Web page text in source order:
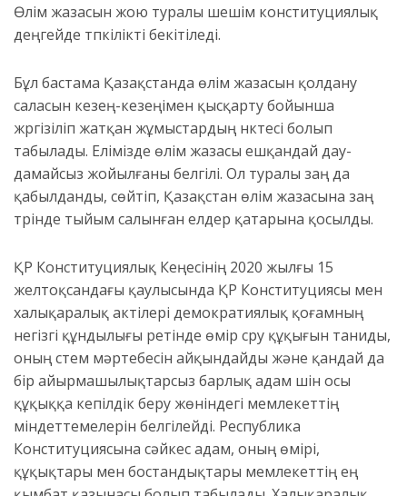
Өлім жазасын жою туралы шешім конституциялық
деңгейде түпкілікті бекітіледі.
Бұл бастама Қазақстанда өлім жазасын қолдану
саласын кезең-кезеңімен қысқарту бойынша
жүргізіліп жатқан жұмыстардың нүктесі болып
табылады. Елімізде өлім жазасы ешқандай дау-
дамайсыз жойылғаны белгілі. Ол туралы заң да
қабылданды, сөйтіп, Қазақстан өлім жазасына заң
түрінде тыйым салынған елдер қатарына қосылды.
ҚР Конституциялық Кеңесінің 2020 жылғы 15
желтоқсандағы қаулысында ҚР Конституциясы мен
халықаралық актілері демократиялық қоғамның
негізгі құндылығы ретінде өмір сүру құқығын таниды,
оның үстем мәртебесін айқындайды және қандай да
бір айырмашылықтарсыз барлық адам үшін осы
құқыққа кепілдік беру жөніндегі мемлекеттің
міндеттемелерін белгілейді. Республика
Конституциясына сәйкес адам, оның өмірі,
құқықтары мен бостандықтары мемлекеттің ең